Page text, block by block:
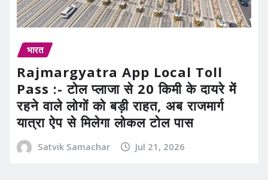
भारत
Rajmargyatra App Local Toll
Pass :- टोल प्लाजा से 20 किमी के दायरे में
रहने वाले लोगों को बड़ी राहत, अब राजमार्ग
यात्रा ऐप से मिलेगा लोकल टोल पास
Satvik Samachar Jul 21, 2026